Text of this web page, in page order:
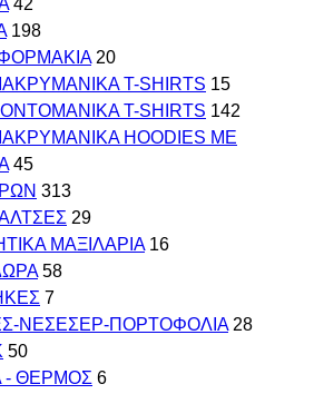
42
198
20
T-SHIRTS 15
T-SHIRTS 142
HOODIES ΜΕ
45
313
29
ΜΑΞΙΛΑΡΙΑ 16
58
7
ΝΕΣΕΣΕΡ-ΠΟΡΤΟΦΟΛΙΑ 28
50
- ΘΕΡΜΟΣ 6